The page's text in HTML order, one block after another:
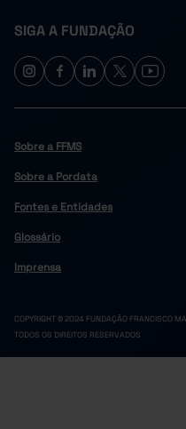
SIGA A FUNDAÇÃO
Sobre a FFMS
Sobre a Pordata
Fontes e Entidades
Glossário
Imprensa
COPYRIGHT © 2024 FUNDAÇÃO FRANCISCO
TODOS OS DIREITOS RESERVADOS